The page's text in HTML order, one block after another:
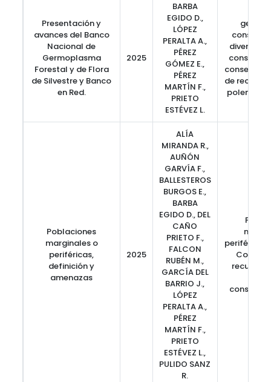
Presentación y
avances del Banco
Nacional de
Germoplasma
Forestal y de Flora
de Silvestre y Banco
en Red.
2025
BARBA
EGIDO D.,
LÓPEZ
PERALTA A.,
PÉREZ
GÓMEZ E.,
PÉREZ
MARTÍN F.,
PRIETO
ESTÉVEZ L.
de
polen,
Poblaciones
marginales o
periféricas,
definición y
amenazas
2025
ALÍA
MIRANDA R.,
AUÑÓN
GARVÍA F.,
BALLESTEROS
BURGOS E.,
BARBA
EGIDO D., DEL
CAÑO
PRIETO F.,
FALCON
RUBÉN M.,
GARCÍA DEL
BARRIO J.,
LÓPEZ
PERALTA A.,
PÉREZ
MARTÍN F.,
PRIETO
ESTÉVEZ L.,
PULIDO SANZ
R.
recursos